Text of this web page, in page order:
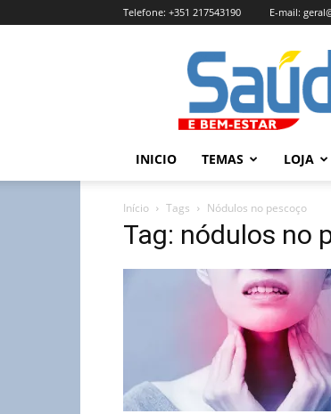
Telefone: +351 217543190 E-mail:
Revista
Saúde
e
Bem
Estar
Edição
INICIO TEMAS LOJA
Início Tags Nódulos no pescoço
Tag: nódulos no